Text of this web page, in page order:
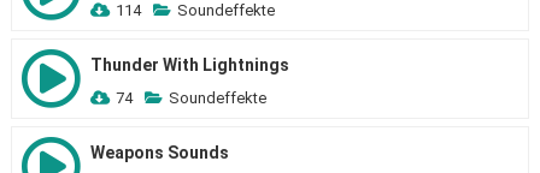
114 Soundeffekte
Thunder With Lightnings
74 Soundeffekte
Weapons Sounds